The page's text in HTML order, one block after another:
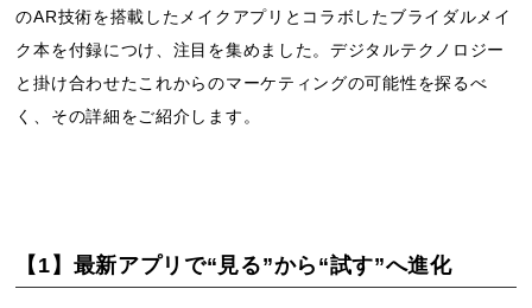
のAR技術を搭載したメイクアプリとコラボしたブライダルメイ
ク本を付録につけ、注目を集めました。デジタルテクノロジー
と掛け合わせたこれからのマーケティングの可能性を探るべ
く、その詳細をご紹介します。
【1】最新アプリで“見る”から“試す”へ進化